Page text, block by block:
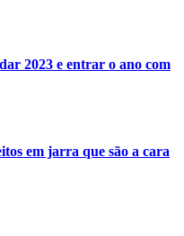
2023 e entrar o ano com
em jarra que são a cara